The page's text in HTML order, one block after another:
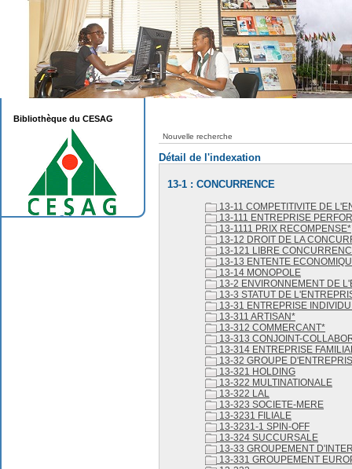
Nouvelle recherche
Détail de l'indexation
13-1 : CONCURRENCE
13-11 COMPETITIVITE DE
13-111 ENTREPRISE
13-1111 PRIX RECOMPENSE*
13-12 DROIT DE LA
13-121 LIBRE
13-13 ENTENTE
13-14 MONOPOLE
13-2 ENVIRONNEMENT DE
13-3 STATUT DE
13-31 ENTREPRISE
13-311 ARTISAN*
13-312 COMMERCANT*
13-313 CONJOINT-
13-314 ENTREPRISE
13-32 GROUPE
13-321 HOLDING
13-322 MULTINATIONALE
13-322 LAL
13-323 SOCIETE-MERE
13-3231 FILIALE
13-3231-1 SPIN-OFF
13-324 SUCCURSALE
13-33 GROUPEMENT
13-331 GROUPEMENT
Bibliothèque du CESAG